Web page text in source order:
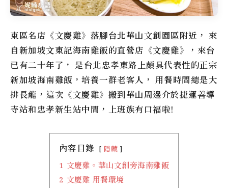
東區名店《文慶雞》落腳台北華山文創園區附近， 來
自新加坡文東記海南雞飯的直營店 《文慶雞》
，來台
已有二十年了， 是台北忠孝東路上頗具代表性的正宗
新加坡海南雞飯，培養一群老客人， 用餐時間總是大
排長龍，這次 《文慶雞》 搬到華山周邊介於捷運善導
寺站和忠孝新生站中間，上班族有口福啦!
內容目錄 隱藏
1 文慶雞。華山文創旁海南雞飯
2 文慶雞 用餐環境